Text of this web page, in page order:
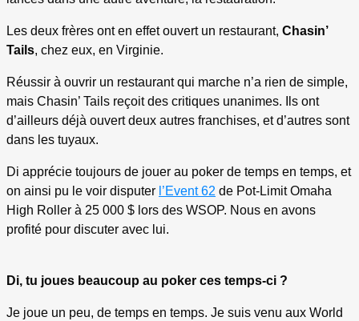
Les deux frères ont en effet ouvert un restaurant, Chasin’
Tails, chez eux, en Virginie.
Réussir à ouvrir un restaurant qui marche n’a rien de simple,
mais Chasin’ Tails reçoit des critiques unanimes. Ils ont
d’ailleurs déjà ouvert deux autres franchises, et d’autres sont
dans les tuyaux.
Di apprécie toujours de jouer au poker de temps en temps, et
on ainsi pu le voir disputer l’Event 62 de Pot-Limit Omaha
High Roller à 25 000 $ lors des WSOP. Nous en avons
profité pour discuter avec lui.
Di, tu joues beaucoup au poker ces temps-ci ?
Je joue un peu, de temps en temps. Je suis venu aux World